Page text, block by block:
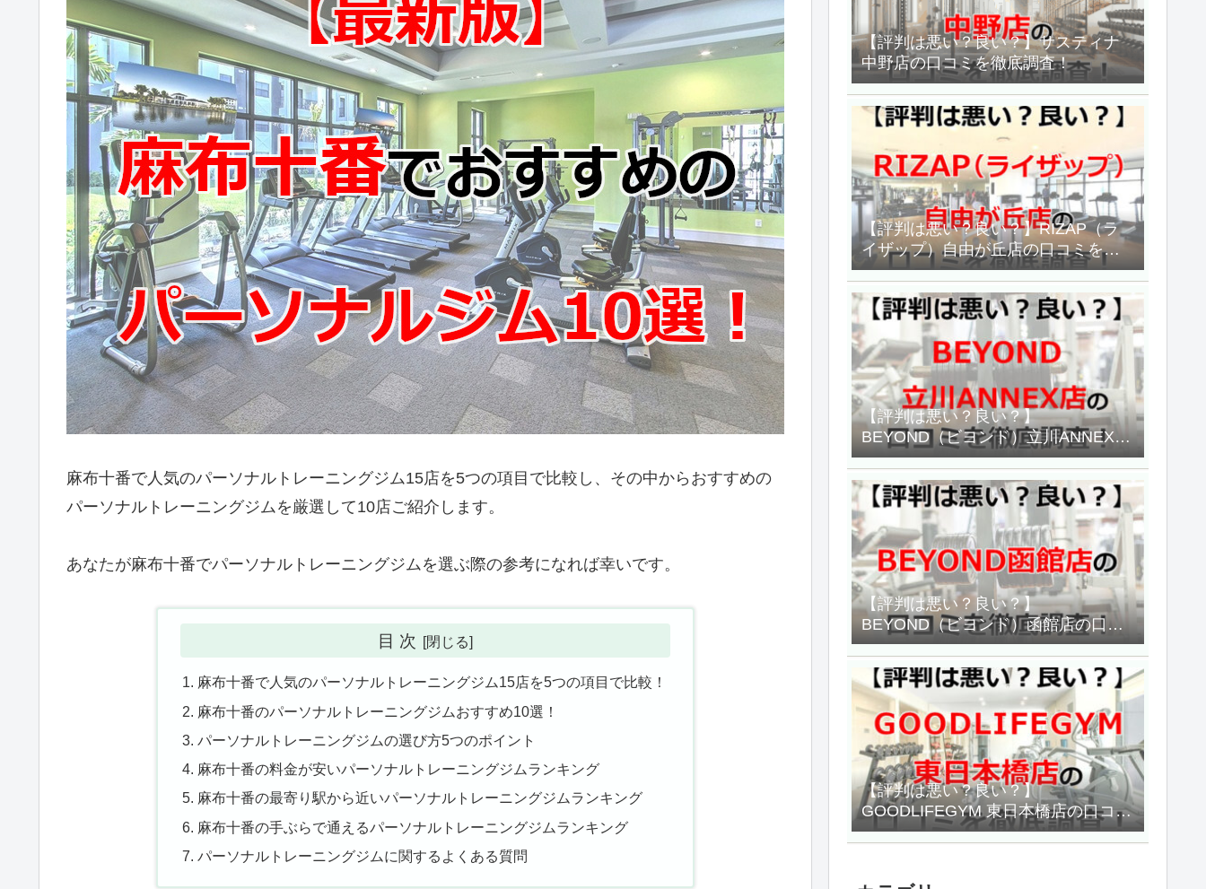
麻布十番で人気のパーソナルトレーニングジム15店を5つの項目で比較し、その中からおすすめの
パーソナルトレーニングジムを厳選して10店ご紹介します。
あなたが麻布十番でパーソナルトレーニングジムを選ぶ際の参考になれば幸いです。
目 次
麻布十番で人気のパーソナルトレーニングジム15店を5つの項目で比較！
麻布十番のパーソナルトレーニングジムおすすめ10選！
パーソナルトレーニングジムの選び方5つのポイント
麻布十番の料金が安いパーソナルトレーニングジムランキング
麻布十番の最寄り駅から近いパーソナルトレーニングジムランキング
麻布十番の手ぶらで通えるパーソナルトレーニングジムランキング
パーソナルトレーニングジムに関するよくある質問
【評判は悪い？良い？】サスティナ
中野店の口コミを徹底調査！
【評判は悪い？良い？】RIZAP（ラ
イザップ）自由が丘店の口コミを徹
底調査した結果！
【評判は悪い？良い？】
BEYOND（ビヨンド）立川ANNEX店
の口コミを徹底調査した結果！
【評判は悪い？良い？】
BEYOND（ビヨンド）函館店の口コ
ミを徹底調査した結果！
【評判は悪い？良い？】
GOODLIFEGYM 東日本橋店の口コミ
を徹底調査！